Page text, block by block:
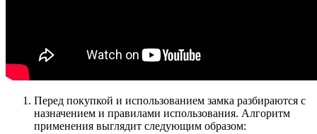
Перед покупкой и использованием замка разбираются с
назначением и правилами использования. Алгоритм
применения выглядит следующим образом: